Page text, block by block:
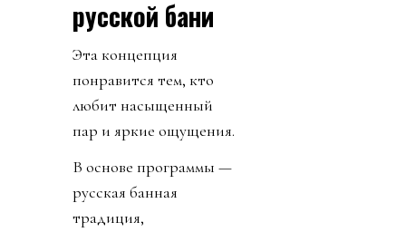
русской бани
Эта концепция
понравится тем, кто
любит насыщенный
пар и яркие ощущения.
В основе программы —
русская банная
традиция,